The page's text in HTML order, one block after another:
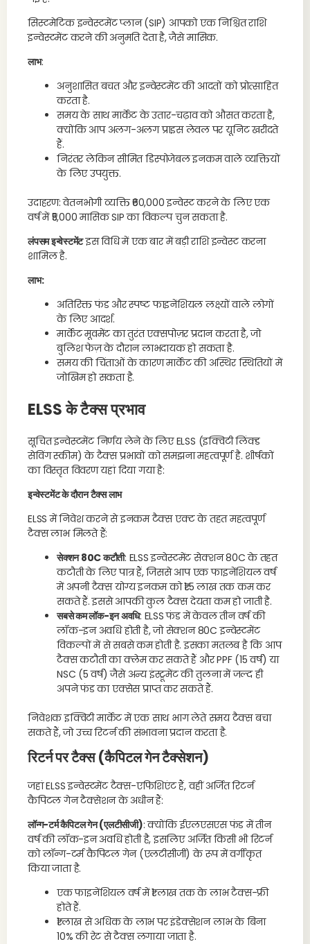
सिस्टमेटिक इन्वेस्टमेंट प्लान (SIP) आपको एक निश्चित राशि
इन्वेस्टमेंट करने की अनुमति देता है, जैसे मासिक.
लाभ:
अनुशासित बचत और इन्वेस्टमेंट की आदतों को प्रोत्साहित
करता है.
समय के साथ मार्केट के उतार-चढ़ाव को औसत करता है,
क्योंकि आप अलग-अलग प्राइस लेवल पर यूनिट खरीदते
हैं.
निरंतर लेकिन सीमित डिस्पोजेबल इनकम वाले व्यक्तियों
के लिए उपयुक्त.
उदाहरण: वेतनभोगी व्यक्ति ₹60,000 इन्वेस्ट करने के लिए एक
वर्ष में ₹5,000 मासिक SIP का विकल्प चुन सकता है.
लंपसम इन्वेस्टमेंटइस विधि में एक बार में बड़ी राशि इन्वेस्ट करना
शामिल है.
लाभ:
अतिरिक्त फंड और स्पष्ट फाइनेंशियल लक्ष्यों वाले लोगों
के लिए आदर्श.
मार्केट मूवमेंट का तुरंत एक्सपोज़र प्रदान करता है, जो
बुलिश फेज़ के दौरान लाभदायक हो सकता है.
समय की चिंताओं के कारण मार्केट की अस्थिर स्थितियों में
जोखिम हो सकता है.
ELSS के टैक्स प्रभाव
सूचित इन्वेस्टमेंट निर्णय लेने के लिए ELSS (इक्विटी लिंक्ड
सेविंग स्कीम) के टैक्स प्रभावों को समझना महत्वपूर्ण है. शीर्षकों
का विस्तृत विवरण यहां दिया गया है:
इन्वेस्टमेंट के दौरान टैक्स लाभ
ELSS में निवेश करने से इनकम टैक्स एक्ट के तहत महत्वपूर्ण
टैक्स लाभ मिलते हैं:
सेक्शन 80C कटौती: ELSS इन्वेस्टमेंट सेक्शन 80C के तहत
कटौती के लिए पात्र हैं, जिससे आप एक फाइनेंशियल वर्ष
में अपनी टैक्स योग्य इनकम को ₹1.5 लाख तक कम कर
सकते हैं. इससे आपकी कुल टैक्स देयता कम हो जाती है.
सबसे कम लॉक-इन अवधि: ELSS फंड में केवल तीन वर्ष की
लॉक-इन अवधि होती है, जो सेक्शन 80C इन्वेस्टमेंट
विकल्पों में से सबसे कम होती है. इसका मतलब है कि आप
टैक्स कटौती का क्लेम कर सकते हैं और PPF (15 वर्ष) या
NSC (5 वर्ष) जैसे अन्य इंस्ट्रूमेंट की तुलना में जल्द ही
अपने फंड का एक्सेस प्राप्त कर सकते हैं.
निवेशक इक्विटी मार्केट में एक साथ भाग लेते समय टैक्स बचा
सकते हैं, जो उच्च रिटर्न की संभावना प्रदान करता है.
रिटर्न पर टैक्स (कैपिटल गेन टैक्सेशन)
जहां ELSS इन्वेस्टमेंट टैक्स-एफिशिएंट हैं, वहीं अर्जित रिटर्न
कैपिटल गेन टैक्सेशन के अधीन हैं:
लॉन्ग-टर्म कैपिटल गेन (एलटीसीजी): क्योंकि ईएलएसएस फंड में तीन
वर्ष की लॉक-इन अवधि होती है, इसलिए अर्जित किसी भी रिटर्न
को लॉन्ग-टर्म कैपिटल गेन (एलटीसीजी) के रूप में वर्गीकृत
किया जाता है.
एक फाइनेंशियल वर्ष में ₹1 लाख तक के लाभ टैक्स-फ्री
होते हैं.
₹1 लाख से अधिक के लाभ पर इंडेक्सेशन लाभ के बिना
10% की रेट से टैक्स लगाया जाता है.